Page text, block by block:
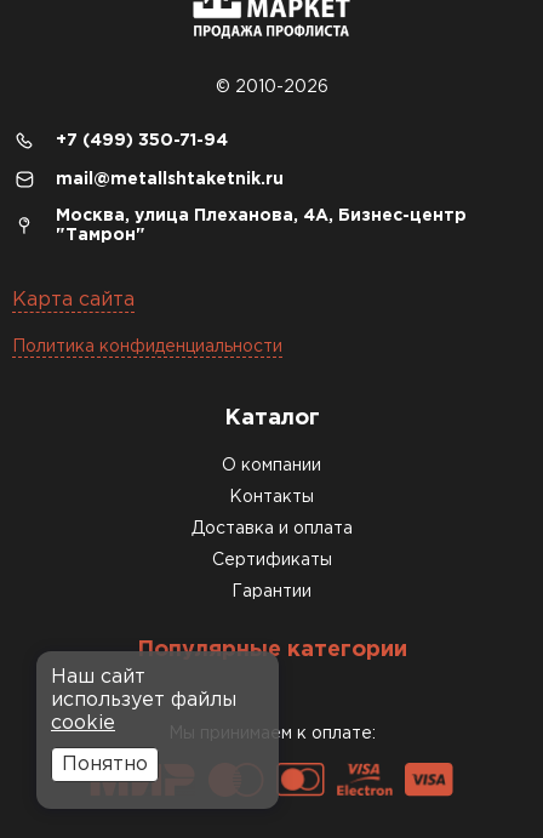
© 2010-2026
+7 (499) 350-71-94
mail@metallshtaketnik.ru
Москва, улица Плеханова, 4А, Бизнес-центр
"Тамрон"
Карта сайта
Политика конфиденциальности
Каталог
О компании
Контакты
Доставка и оплата
Сертификаты
Гарантии
Популярные категории
Мы принимаем к оплате:
Наш сайт
использует файлы
cookie
Понятно